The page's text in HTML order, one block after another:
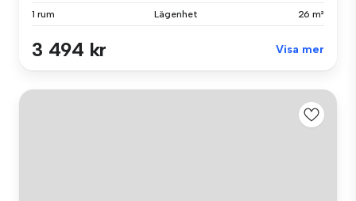
1 rum Lägenhet 26 m²
3 494 kr Visa mer